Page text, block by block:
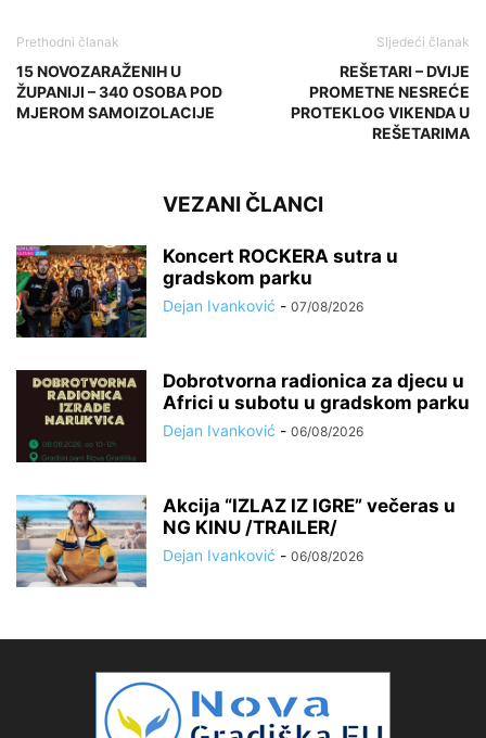
Prethodni članak
15 NOVOZARAŽENIH U
ŽUPANIJI – 340 OSOBA POD
MJEROM SAMOIZOLACIJE
Sljedeći članak
REŠETARI – DVIJE
PROMETNE NESREĆE
PROTEKLOG VIKENDA U
REŠETARIMA
VEZANI ČLANCI
Koncert ROCKERA sutra u
gradskom parku
Dejan Ivanković - 07/08/2026
Dobrotvorna radionica za djecu u
Africi u subotu u gradskom parku
Dejan Ivanković - 06/08/2026
Akcija “IZLAZ IZ IGRE” večeras u
NG KINU /TRAILER/
Dejan Ivanković - 06/08/2026